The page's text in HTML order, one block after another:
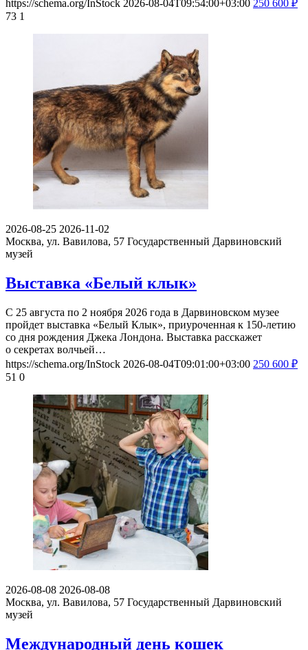
https://schema.org/InStock 2026-08-04T09:54:00+03:00 250 600 ₽
73 1
2026-08-25 2026-11-02
Москва, ул. Вавилова, 57 Государственный Дарвиновский
музей
Выставка «Белый клык»
С 25 августа по 2 ноября 2026 года в Дарвиновском музее
пройдет выставка «Белый Клык», приуроченная к 150-летию
со дня рождения Джека Лондона. Выставка расскажет
о секретах волчьей…
https://schema.org/InStock 2026-08-04T09:01:00+03:00 250 600 ₽
51 0
2026-08-08 2026-08-08
Москва, ул. Вавилова, 57 Государственный Дарвиновский
музей
Международный день кошек